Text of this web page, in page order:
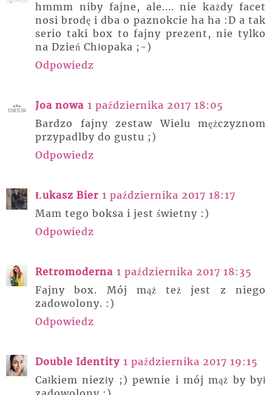
hmmm niby fajne, ale.... nie każdy facet
nosi brodę i dba o paznokcie ha ha :D a tak
serio taki box to fajny prezent, nie tylko
na Dzień Chłopaka ;-)
Odpowiedz
Joa nowa 1 października 2017 18:05
Bardzo fajny zestaw Wielu mężczyznom
przypadlby do gustu ;)
Odpowiedz
Łukasz Bier 1 października 2017 18:17
Mam tego boksa i jest świetny :)
Odpowiedz
Retromoderna 1 października 2017 18:35
Fajny box. Mój mąż też jest z niego
zadowolony. :)
Odpowiedz
Double Identity 1 października 2017 19:15
Całkiem niezły ;) pewnie i mój mąż by był